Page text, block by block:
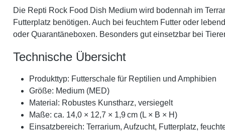
Die Repti Rock Food Dish Medium wird bodennah im
Futterplatz benötigen. Auch bei feuchtem Futter oder
oder Quarantäneboxen. Besonders gut einsetzbar bei
Technische Übersicht
Produkttyp: Futterschale für Reptilien und Amphibien
Größe: Medium (MED)
Material: Robustes Kunstharz, versiegelt
Maße: ca. 14,0 × 12,7 × 1,9 cm (L × B × H)
Einsatzbereich: Terrarium, Aufzucht, Futterplatz,